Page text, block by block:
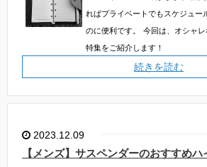
ればプライベートでもスケジュー
のに便利です。
今回は、オシャ
特集をご紹介します！
続きを読む
2023.12.09
【メンズ】サスペンダーのおすすめハ